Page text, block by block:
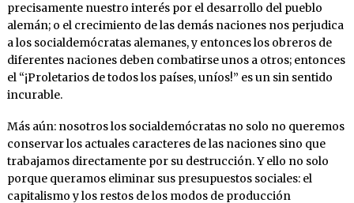
precisamente nuestro interés por el desarrollo del pueblo
alemán; o el crecimiento de las demás naciones nos perjudica
a los socialdemócratas alemanes, y entonces los obreros de
diferentes naciones deben combatirse unos a otros; entonces
el “¡Proletarios de todos los países, uníos!” es un sin sentido
incurable.
Más aún: nosotros los socialdemócratas no solo no queremos
conservar los actuales caracteres de las naciones sino que
trabajamos directamente por su destrucción. Y ello no solo
porque queramos eliminar sus presupuestos sociales: el
capitalismo y los restos de los modos de producción